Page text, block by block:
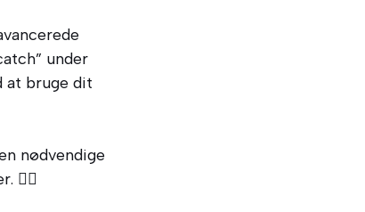
under
at bruge dit
nødvendige
🏋️‍♂️